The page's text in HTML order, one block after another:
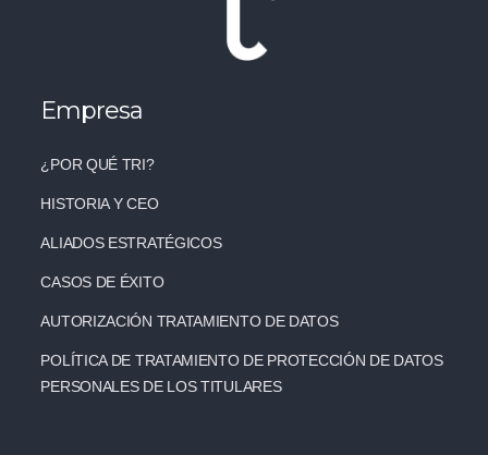
Empresa
¿POR QUÉ TRI?
HISTORIA Y CEO
ALIADOS ESTRATÉGICOS
CASOS DE ÉXITO
AUTORIZACIÓN TRATAMIENTO DE DATOS
POLÍTICA DE TRATAMIENTO DE PROTECCIÓN DE DATOS
PERSONALES DE LOS TITULARES